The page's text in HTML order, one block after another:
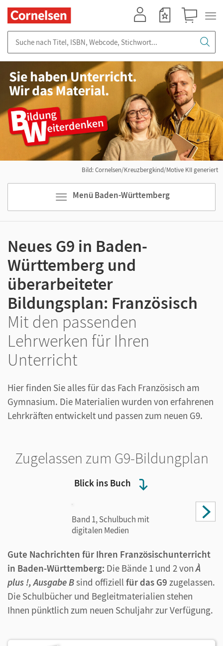
Menü Baden-Württemberg
Bild: Cornelsen/Kreuzbergkind/Motive KII generiert
Neues G9 in Baden-
Württemberg und
überarbeiteter
Bildungsplan: Französisch
Mit den passenden
Lehrwerken für Ihren
Unterricht
Hier finden Sie alles für das Fach Französisch am
Gymnasium. Die Materialien wurden von erfahrenen
Lehrkräften entwickelt und passen zum neuen G9.
Zugelassen zum G9-Bildungplan
Blick ins Buch
Band 1, Schulbuch mit
digitalen Medien
Gute Nachrichten für Ihren Französischunterricht
in Baden-Württemberg: Die Bände 1 und 2 vonÀ
plus !, Ausgabe Bsind offiziell für das G9 zugelassen.
Die Schulbücher und Begleitmaterialien stehen
Ihnen pünktlich zum neuen Schuljahr zur Verfügung.